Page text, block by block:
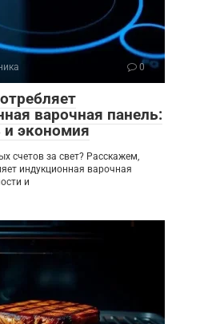
0
варочная панель:
экономия
счетов за свет? Расскажем,
индукционная варочная
и